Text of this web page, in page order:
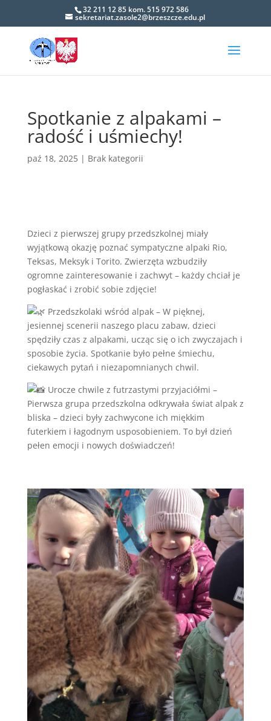
Open toolbar
32 211 12 85 kom. 515 972 586
sekretariat.zasole2@brzeszcze.edu.pl
Spotkanie z alpakami –
radość i uśmiechy!
paź 18, 2025| Brak kategorii
Dzieci z pierwszej grupy przedszkolnej miały
wyjątkową okazję poznać sympatyczne alpaki Rio,
Teksas, Meksyk i Torito. Zwierzęta wzbudziły
ogromne zainteresowanie i zachwyt – każdy chciał je
pogłaskać i zrobić sobie zdjęcie!
Przedszkolaki wśród alpak – W pięknej,
jesiennej scenerii naszego placu zabaw, dzieci
spędziły czas z alpakami, ucząc się o ich zwyczajach i
sposobie życia. Spotkanie było pełne śmiechu,
ciekawych pytań i niezapomnianych chwil.
Urocze chwile z futrzastymi przyjaciółmi –
Pierwsza grupa przedszkolna odkrywała świat alpak z
bliska – dzieci były zachwycone ich miękkim
futerkiem i łagodnym usposobieniem. To był dzień
pełen emocji i nowych doświadczeń!